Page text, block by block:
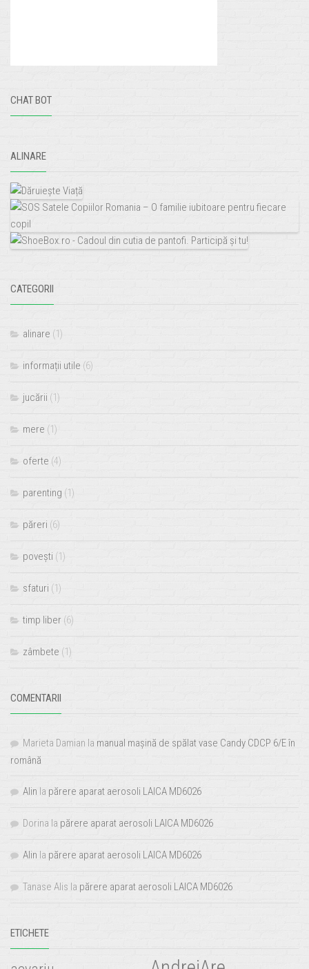
CHAT BOT
ALINARE
CATEGORII
alinare (1)
informații utile (6)
jucării (1)
mere (1)
oferte (4)
parenting (1)
păreri (6)
povești (1)
sfaturi (1)
timp liber (6)
zâmbete (1)
COMENTARII
Marieta Damian la manual mașină de spălat vase Candy CDCP 6/E în
română
Alin la părere aparat aerosoli LAICA MD6026
Dorina la părere aparat aerosoli LAICA MD6026
Alin la părere aparat aerosoli LAICA MD6026
Tanase Alis la părere aparat aerosoli LAICA MD6026
ETICHETE